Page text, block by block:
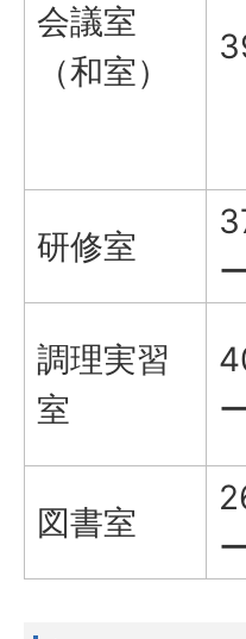
会議室
（和室）
研修室
調理実習
室
図書室